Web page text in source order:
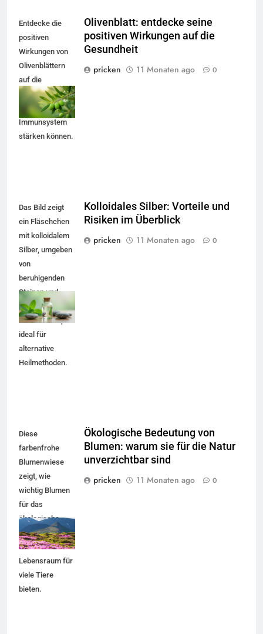
Entdecke die
positiven
Wirkungen von
Olivenblättern
auf die
Gesundheit und
wie sie dein
Immunsystem
stärken können.
Olivenblatt: entdecke seine
positiven Wirkungen auf die
Gesundheit
pricken
11 Monaten ago 0
Das Bild zeigt
ein Fläschchen
mit kolloidalem
Silber, umgeben
von
beruhigenden
Steinen und
frischen
Minzblättern,
ideal für
alternative
Heilmethoden.
Kolloidales Silber: Vorteile und
Risiken im Überblick
pricken
11 Monaten ago 0
Diese
farbenfrohe
Blumenwiese
zeigt, wie
wichtig Blumen
für das
ökologische
Gleichgewicht
sind und
Lebensraum für
viele Tiere
bieten.
Ökologische Bedeutung von
Blumen: warum sie für die Natur
unverzichtbar sind
pricken
11 Monaten ago 0